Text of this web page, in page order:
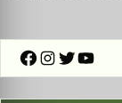
Facebook
Twitter